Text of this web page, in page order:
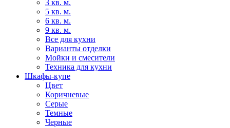
3 кв. м.
5 кв. м.
6 кв. м.
9 кв. м.
Все для кухни
Варианты отделки
Мойки и смесители
Техника для кухни
Шкафы-купе
Цвет
Коричневые
Серые
Темные
Черные